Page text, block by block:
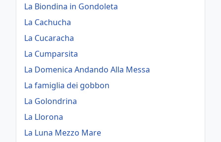
La Biondina in Gondoleta
La Cachucha
La Cucaracha
La Cumparsita
La Domenica Andando Alla Messa
La famiglia dei gobbon
La Golondrina
La Llorona
La Luna Mezzo Mare